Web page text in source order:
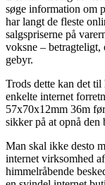
søge information om
har langt de fleste
salgspriserne på
voksne – betragteligt,
gebyr.
Trods dette kan det
enkelte internet
57x70x12mm 36m
sikker på at opnå den
Man skal ikke desto
internet virksomhed
himmelråbende